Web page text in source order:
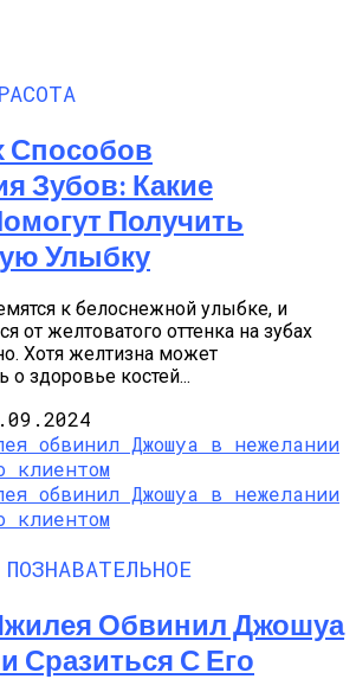
Способов
Зубов: Какие
Получить
Улыбку
к белоснежной улыбке, и
от желтоватого оттенка на зубах
Хотя желтизна может
о здоровье костей...
Обвинил Джошуа
Сразиться С Его